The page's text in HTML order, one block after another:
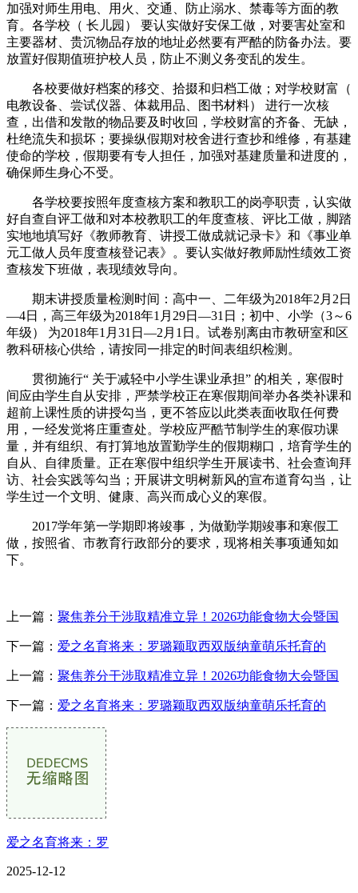
加强对师生用电、用火、交通、防止溺水、禁毒等方面的教
育。各学校（ 长儿园） 要认实做好安保工做，对要害处室和
主要器材、贵沉物品存放的地址必然要有严酷的防备办法。要
放置好假期值班护校人员，防止不测义务变乱的发生。
各校要做好档案的移交、拾掇和归档工做；对学校财富（
电教设备、尝试仪器、体裁用品、图书材料） 进行一次核
查，出借和发散的物品要及时收回，学校财富的齐备、无缺，
杜绝流失和损坏；要操纵假期对校舍进行查抄和维修，有基建
使命的学校，假期要有专人担任，加强对基建质量和进度的，
确保师生身心不受。
各学校要按照年度查核方案和教职工的岗亭职责，认实做
好自查自评工做和对本校教职工的年度查核、评比工做，脚踏
实地地填写好《教师教育、讲授工做成就记录卡》和《事业单
元工做人员年度查核登记表》。要认实做好教师励性绩效工资
查核发下班做，表现绩效导向。
期末讲授质量检测时间：高中一、二年级为2018年2月2日
—4日，高三年级为2018年1月29日—31日；初中、小学（3～6
年级） 为2018年1月31日—2月1日。试卷别离由市教研室和区
教科研核心供给，请按同一排定的时间表组织检测。
贯彻施行“ 关于减轻中小学生课业承担” 的相关，寒假时
间应由学生自从安排，严禁学校正在寒假期间举办各类补课和
超前上课性质的讲授勾当，更不答应以此类表面收取任何费
用，一经发觉将庄重查处。学校应严酷节制学生的寒假功课
量，并有组织、有打算地放置勤学生的假期糊口，培育学生的
自从、自律质量。正在寒假中组织学生开展读书、社会查询拜
访、社会实践等勾当；开展讲文明树新风的宣布道育勾当，让
学生过一个文明、健康、高兴而成心义的寒假。
2017学年第一学期即将竣事，为做勤学期竣事和寒假工
做，按照省、市教育行政部分的要求，现将相关事项通知如
下。
上一篇： 聚焦养分干涉取精准立异！2026功能食物大会暨国
下一篇： 爱之名育将来：罗璐颖取西双版纳童萌乐托育的
上一篇： 聚焦养分干涉取精准立异！2026功能食物大会暨国
下一篇： 爱之名育将来：罗璐颖取西双版纳童萌乐托育的
爱之名育将来：罗
2025-12-12